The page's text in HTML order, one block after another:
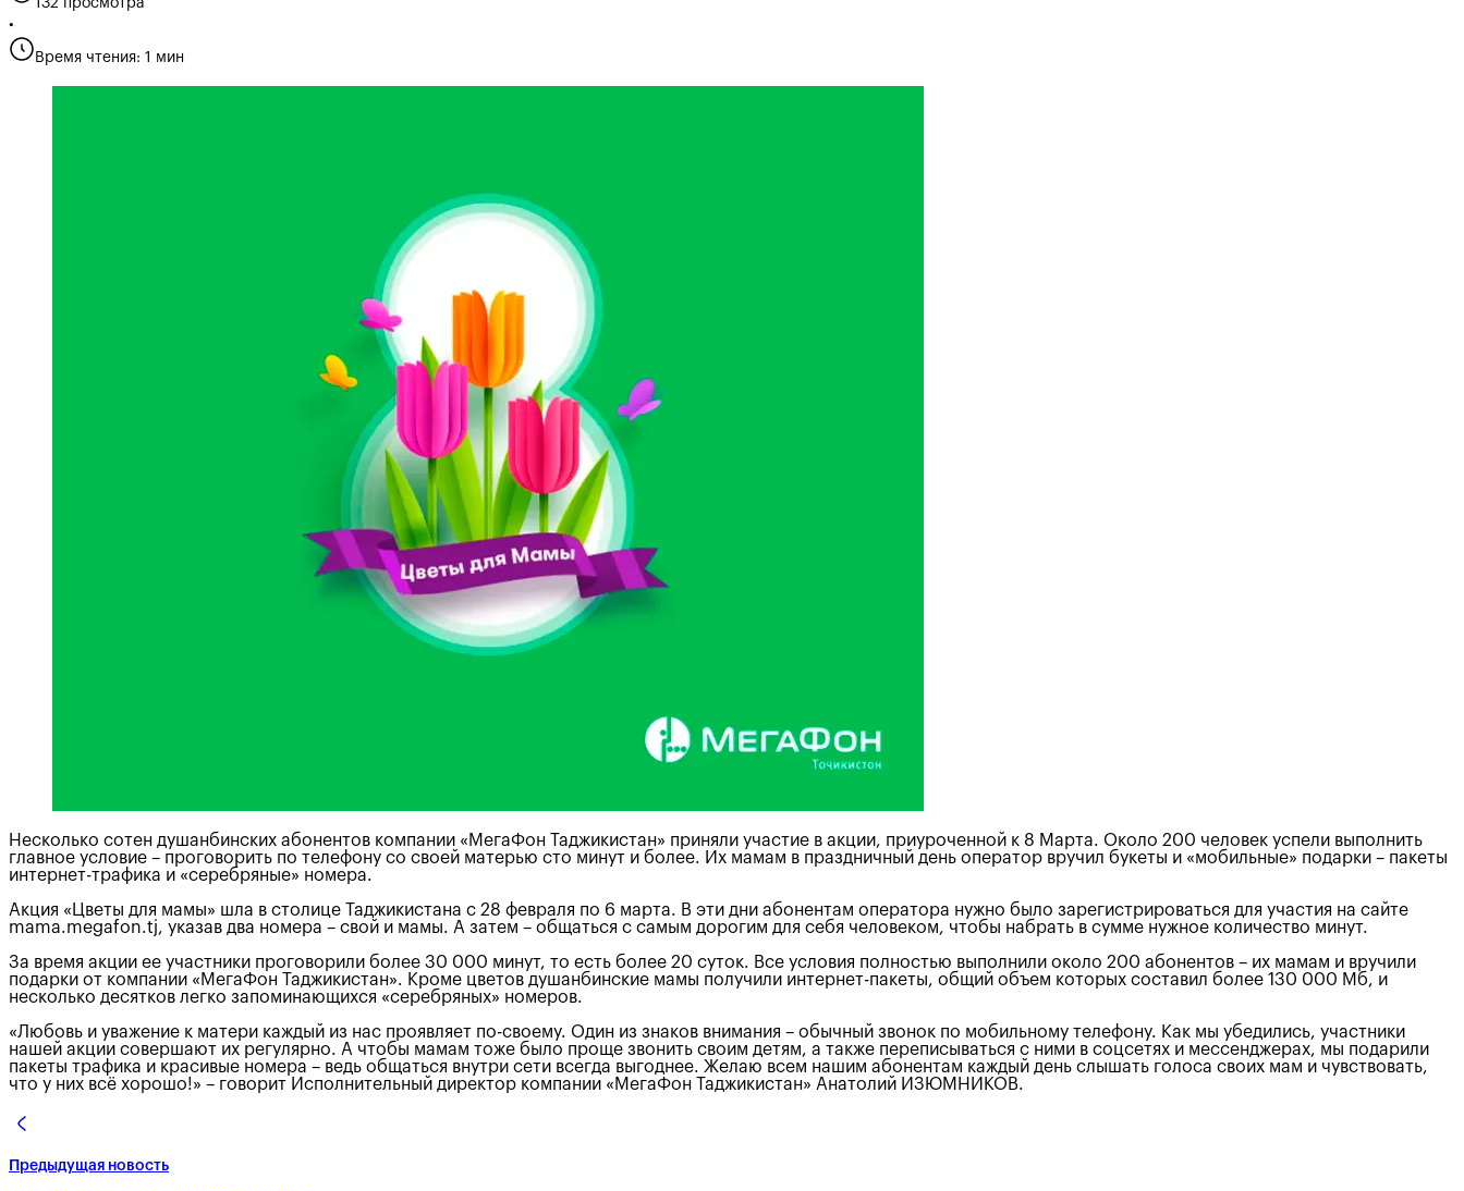
•
Время чтения: 1 мин
Несколько сотен душанбинских абонентов компании «МегаФон Таджикистан» приняли участие в акции, приуроченной к 8 Марта. Около 200 человек успели выполнить
главное условие – проговорить по телефону со своей матерью сто минут и более. Их мамам в праздничный день оператор вручил букеты и «мобильные» подарки – пакеты
интернет-трафика и «серебряные» номера.
Акция «Цветы для мамы» шла в столице Таджикистана с 28 февраля по 6 марта. В эти дни абонентам оператора нужно было зарегистрироваться для участия на сайте
mama.megafon.tj, указав два номера – свой и мамы. А затем – общаться с самым дорогим для себя человеком, чтобы набрать в сумме нужное количество минут.
За время акции ее участники проговорили более 30 000 минут, то есть более 20 суток. Все условия полностью выполнили около 200 абонентов – их мамам и вручили
подарки от компании «МегаФон Таджикистан». Кроме цветов душанбинские мамы получили интернет-пакеты, общий объем которых составил более 130 000 Мб, и
несколько десятков легко запоминающихся «серебряных» номеров.
«Любовь и уважение к матери каждый из нас проявляет по-своему. Один из знаков внимания – обычный звонок по мобильному телефону. Как мы убедились, участники
нашей акции совершают их регулярно. А чтобы мамам тоже было проще звонить своим детям, а также переписываться с ними в соцсетях и мессенджерах, мы подарили
пакеты трафика и красивые номера – ведь общаться внутри сети всегда выгоднее. Желаю всем нашим абонентам каждый день слышать голоса своих мам и чувствовать,
что у них всё хорошо!» – говорит Исполнительный директор компании «МегаФон Таджикистан» Анатолий ИЗЮМНИКОВ.
Предыдущая новость